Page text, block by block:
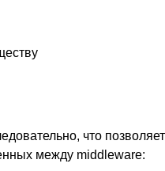
что
между middleware: